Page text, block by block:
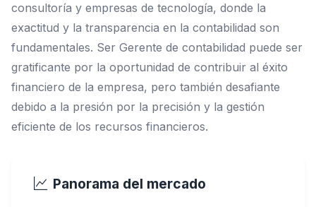
consultoría y empresas de tecnología, donde la
exactitud y la transparencia en la contabilidad son
fundamentales. Ser Gerente de contabilidad puede ser
gratificante por la oportunidad de contribuir al éxito
financiero de la empresa, pero también desafiante
debido a la presión por la precisión y la gestión
eficiente de los recursos financieros.
Panorama del mercado